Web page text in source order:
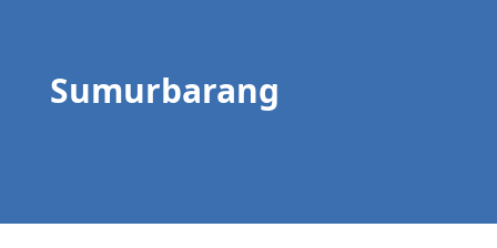
Sumurbarang